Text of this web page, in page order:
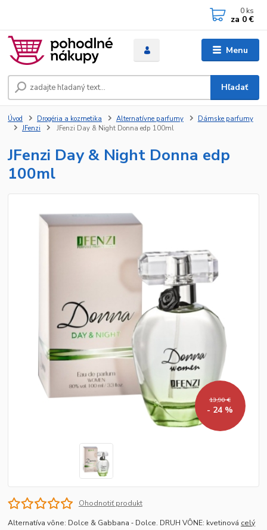
Menu
Hľadať
0 ks
za 0 €
Úvod Drogéria a kozmetika Alternatívne parfumy
Dámske parfumy
JFenzi
JFenzi Day & Night Donna edp 100ml
JFenzi Day & Night Donna edp
100ml
13,90 €
- 24 %
Ohodnotiť produkt
Alternatíva vône: Dolce & Gabbana ‐ Dolce. DRUH VÔNE: kvetinová celý